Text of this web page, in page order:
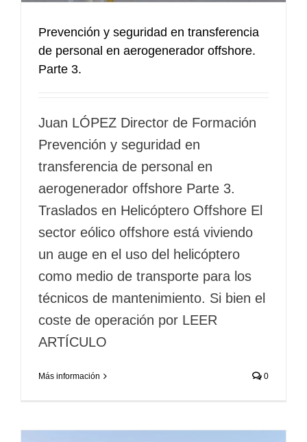
Prevención y seguridad en transferencia
de personal en aerogenerador offshore.
Parte 3.
Juan LÓPEZ Director de Formación
Prevención y seguridad en
transferencia de personal en
aerogenerador offshore Parte 3.
Traslados en Helicóptero Offshore El
sector eólico offshore está viviendo
un auge en el uso del helicóptero
como medio de transporte para los
técnicos de mantenimiento. Si bien el
coste de operación por LEER
ARTÍCULO
Más información 0